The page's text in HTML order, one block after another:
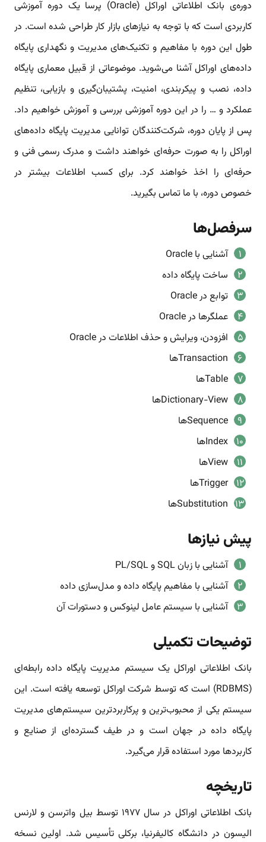
دوره‌ی بانک اطلاعاتی اوراکل (Oracle) پرسا یک دوره آموزشی
کاربردی است که با توجه به نیازهای بازار کار طراحی شده است. در
طول این دوره با مفاهیم و تکنیک‌های مدیریت و نگهداری پایگاه
داده‌های اوراکل آشنا می‌شوید. موضوعاتی از قبیل معماری پایگاه
داده، نصب و پیکربندی، امنیت، پشتیبان‌گیری و بازیابی، تنظیم
عملکرد و … را در این دوره آموزشی بررسی و آموزش خواهیم داد.
پس از پایان دوره، شرکت‌کنندگان توانایی مدیریت پایگاه داده‌های
اوراکل را به صورت حرفه‌ای خواهند داشت و مدرک رسمی فنی و
حرفه‌ای را اخذ خواهند کرد. برای کسب اطلاعات بیشتر در
خصوص دوره، با ما تماس بگیرید.
سرفصل‌ها
آشنایی با Oracle
ساخت پایگاه داده
توابع در Oracle
عملگرها در Oracle
افزودن، ویرایش و حذف اطلاعات در Oracle
Transactionها
Tableها
Dictionary-Viewها
Sequenceها
Indexها
Viewها
Triggerها
Substitutionها
پیش نیازها
آشنایی با زبان SQL و PL/SQL
آشنایی با مفاهیم پایگاه داده و مدل‌سازی داده
آشنایی با سیستم عامل لینوکس و دستورات آن
توضیحات تکمیلی
بانک اطلاعاتی اوراکل یک سیستم مدیریت پایگاه داده رابطه‌ای
(RDBMS) است که توسط شرکت اوراکل توسعه یافته است. این
سیستم یکی از محبوب‌ترین و پرکاربردترین سیستم‌های مدیریت
پایگاه داده در جهان است و در طیف گسترده‌ای از صنایع و
کاربردها مورد استفاده قرار می‌گیرد.
تاریخچه
بانک اطلاعاتی اوراکل در سال ۱۹۷۷ توسط بیل واترسن و لارنس
الیسون در دانشگاه کالیفرنیا، برکلی تأسیس شد. اولین نسخه